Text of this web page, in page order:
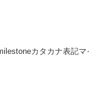
カタカナ表記